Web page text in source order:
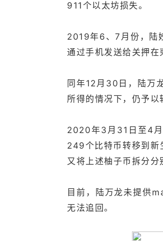
911个以太坊损失。
2019年6、7月份，陆
通过手机发送给关押在
同年12月30日，陆万
所得的情况下，仍予以
2020年3月31日至4
249个比特币转移到新
又将上述柚子币拆分分
目前，陆万龙未提供
无法追回。